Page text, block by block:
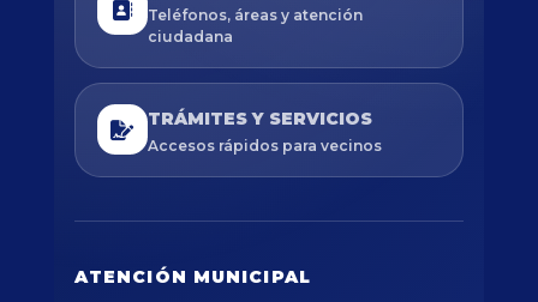
Teléfonos, áreas y atención
ciudadana
TRÁMITES Y SERVICIOS
Accesos rápidos para vecinos
ATENCIÓN MUNICIPAL